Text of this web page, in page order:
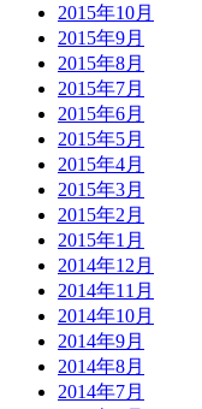
2015年10月
2015年9月
2015年8月
2015年7月
2015年6月
2015年5月
2015年4月
2015年3月
2015年2月
2015年1月
2014年12月
2014年11月
2014年10月
2014年9月
2014年8月
2014年7月